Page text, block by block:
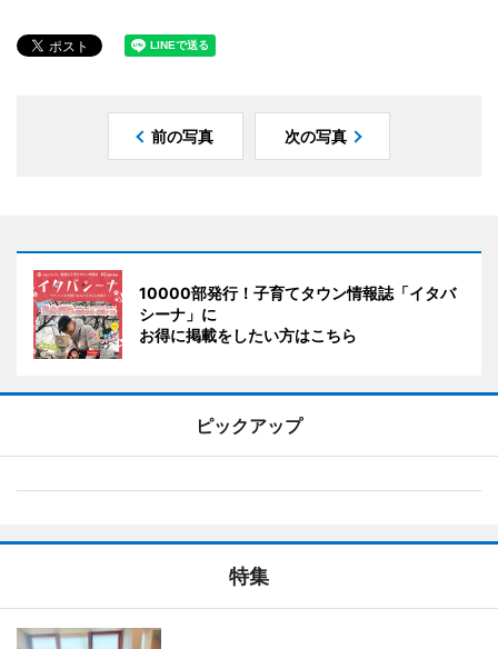
前の写真 次の写真
10000部発行！子育てタウン情報誌「イタバ
シーナ」に
お得に掲載をしたい方はこちら
ピックアップ
特集